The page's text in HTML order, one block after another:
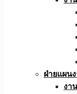
ฝ่ายแผน
งา